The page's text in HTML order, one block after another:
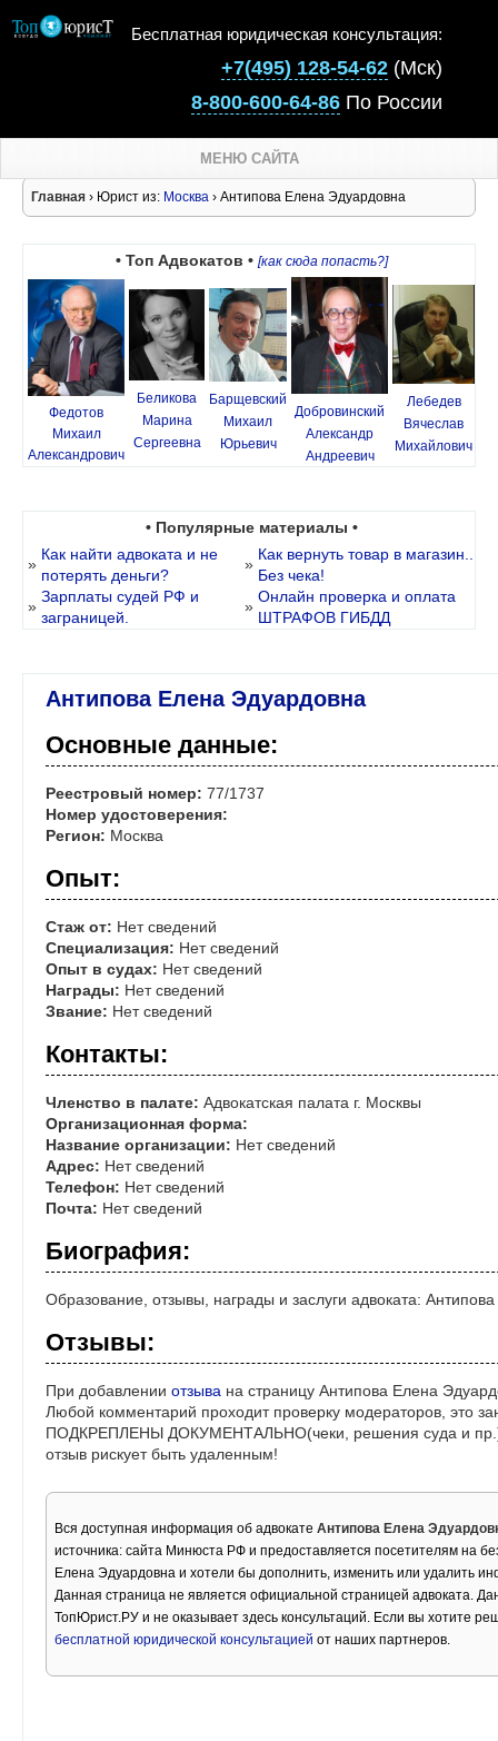
Бесплатная юридическая консультация:
+7(495) 128-54-62 (Мск)
8-800-600-64-86 По России
МЕНЮ САЙТА
Главная › Юрист из: Москва › Антипова Елена Эдуардовна
• Топ Адвокатов • [как сюда попасть?]
Федотов
Михаил
Александрович
Беликова
Марина
Сергеевна
Барщевский
Михаил
Юрьевич
Добровинский
Александр
Андреевич
Лебедев
Вячеслав
Михайлович
• Популярные материалы •
»
Как найти адвоката и не
потерять деньги?
»
Как вернуть товар в магазин..
Без чека!
»
Зарплаты судей РФ и
заграницей.
»
Онлайн проверка и оплата
ШТРАФОВ ГИБДД
Антипова Елена Эдуардовна
Основные данные:
Реестровый номер: 77/1737
Номер удостоверения:
Регион: Москва
Опыт:
Стаж от: Нет сведений
Специализация: Нет сведений
Опыт в судах: Нет сведений
Награды: Нет сведений
Звание: Нет сведений
Контакты:
Членство в палате: Адвокатская палата г. Москвы
Организационная форма:
Название организации: Нет сведений
Адрес: Нет сведений
Телефон: Нет сведений
Почта: Нет сведений
Биография:
Образование, отзывы, награды и заслуги адвоката:
Отзывы:
При добавлении отзыва на страницу Антипова Елена
Любой комментарий проходит проверку модераторов, это
ПОДКРЕПЛЕНЫ ДОКУМЕНТАЛЬНО(чеки, решения суда и пр.)!
отзыв рискует быть удаленным!
Вся доступная информация об адвокате Антипова Елена
источника: сайта Минюста РФ и предоставляется посетителям на
Елена Эдуардовна и хотели бы дополнить, изменить или удалить
Данная страница не является официальной страницей адвоката.
ТопЮрист.РУ и не оказывает здесь консультаций. Если вы хотите
бесплатной юридической консультацией от наших партнеров.